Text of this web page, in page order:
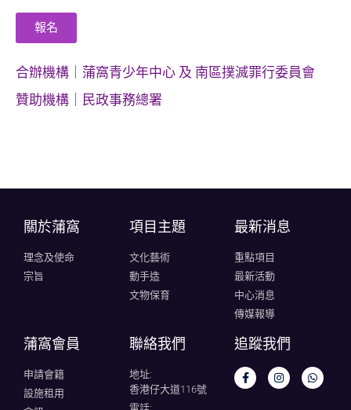
報名
合辦機構｜蒲窩青少年中心 及 南區撲滅罪行委員會
贊助機構｜民政事務總署
關於蒲窩​
理念及使命
宗旨
項目主題
文化藝術
動手造
文物保育
最新消息
重點項目
最新活動
中心消息
傳媒報導
蒲窩會員
申請會籍
設施租用
聯絡我們
地址:
香港仔大道116號
追蹤我們